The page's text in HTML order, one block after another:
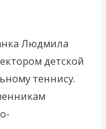
Людмила
детской
теннису.